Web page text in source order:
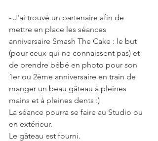
- J'ai trouvé un partenaire afin de
mettre en place les séances
anniversaire Smash The Cake : le but
(pour ceux qui ne connaissent pas) et
de prendre bébé en photo pour son
1er ou 2ème anniversaire en train de
manger un beau gâteau à pleines
mains et à pleines dents :)
La séance pourra se faire au Studio ou
en extérieur.
Le gâteau est fourni.